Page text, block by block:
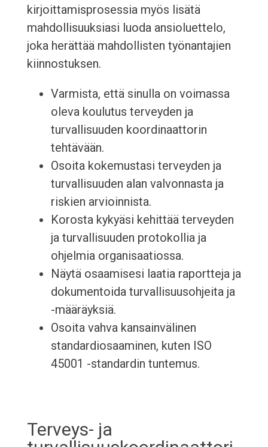
kirjoittamisprosessia myös lisätä
mahdollisuuksiasi luoda ansioluettelo,
joka herättää mahdollisten työnantajien
kiinnostuksen.
Varmista, että sinulla on voimassa
oleva koulutus terveyden ja
turvallisuuden koordinaattorin
tehtävään.
Osoita kokemustasi terveyden ja
turvallisuuden alan valvonnasta ja
riskien arvioinnista.
Korosta kykyäsi kehittää terveyden
ja turvallisuuden protokollia ja
ohjelmia organisaatiossa.
Näytä osaamisesi laatia raportteja ja
dokumentoida turvallisuusohjeita ja
-määräyksiä.
Osoita vahva kansainvälinen
standardiosaaminen, kuten ISO
45001 -standardin tuntemus.
Terveys- ja